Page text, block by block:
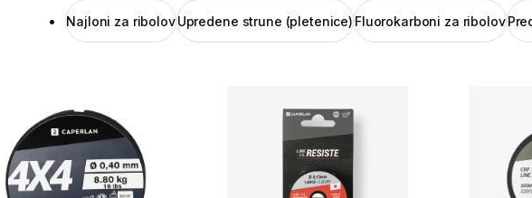
Najloni za ribolovUpredene strune (pletenice) Fluorokarboni za ribolov